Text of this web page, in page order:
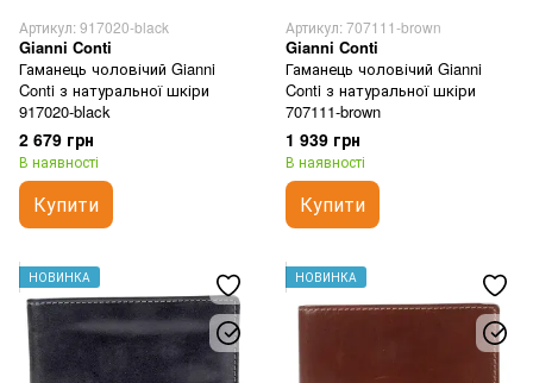
Артикул: 917020-black
Gianni Conti
Гаманець чоловічий Gianni
Conti з натуральної шкіри
917020-black
2 679 грн
В наявності
Купити
Артикул: 707111-brown
Gianni Conti
Гаманець чоловічий Gianni
Conti з натуральної шкіри
707111-brown
1 939 грн
В наявності
Купити
НОВИНКА НОВИНКА